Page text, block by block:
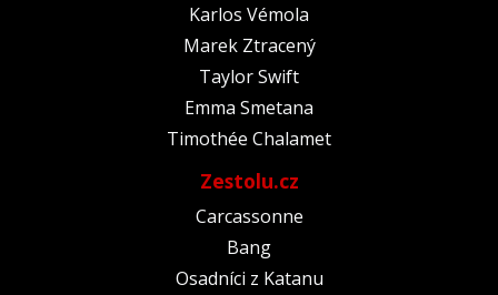
Karlos Vémola
Marek Ztracený
Taylor Swift
Emma Smetana
Timothée Chalamet
Zestolu.cz
Carcassonne
Bang
Osadníci z Katanu